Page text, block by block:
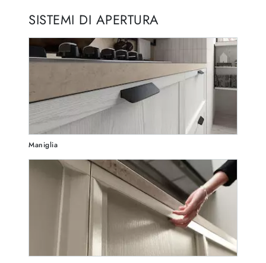
SISTEMI DI APERTURA
Maniglia